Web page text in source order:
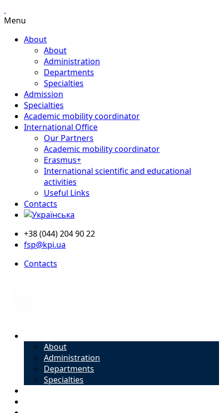
Menu
About
About
Administration
Departments
Specialties
Admission
Specialties
Academic mobility coordinator
International Office
Our Partners
Academic mobility coordinator
Erasmus+
International scientific and educational
activities
Useful Links
Contacts
+38 (044) 204 90 22
fsp@kpi.ua
Contacts
About
Administration
Departments
Specialties